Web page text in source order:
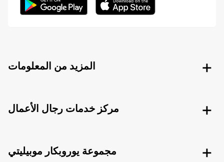
المزيد من المعلومات
مركز خدمات رجال الأعمال
مجموعة يوروبكار موبيليتي